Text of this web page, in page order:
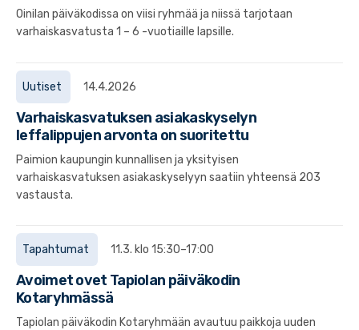
Oinilan päiväkodissa on viisi ryhmää ja niissä tarjotaan
varhaiskasvatusta 1 – 6 -vuotiaille lapsille.
Uutiset 14.4.2026
Varhaiskasvatuksen asiakaskyselyn
leffalippujen arvonta on suoritettu
Paimion kaupungin kunnallisen ja yksityisen
varhaiskasvatuksen asiakaskyselyyn saatiin yhteensä 203
vastausta.
Tapahtumat 11.3. klo 15:30–17:00
Avoimet ovet Tapiolan päiväkodin
Kotaryhmässä
Tapiolan päiväkodin Kotaryhmään avautuu paikkoja uuden